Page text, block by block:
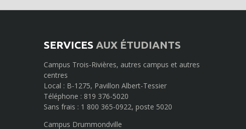
SERVICES AUX ÉTUDIANTS
Campus Trois-Rivières, autres campus et autres
centres
Local : B-1275, Pavillon Albert-Tessier
Téléphone : 819 376-5020
Sans frais : 1 800 365-0922, poste 5020
Campus Drummondville